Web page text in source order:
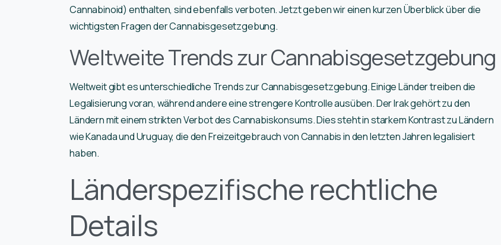
Cannabinoid) enthalten, sind ebenfalls verboten. Jetzt geben wir einen kurzen Überblick über die
wichtigsten Fragen der Cannabisgesetzgebung.
Weltweite Trends zur Cannabisgesetzgebung
Weltweit gibt es unterschiedliche Trends zur Cannabisgesetzgebung. Einige Länder treiben die
Legalisierung voran, während andere eine strengere Kontrolle ausüben. Der Irak gehört zu den
Ländern mit einem strikten Verbot des Cannabiskonsums. Dies steht in starkem Kontrast zu Ländern
wie Kanada und Uruguay, die den Freizeitgebrauch von Cannabis in den letzten Jahren legalisiert
haben.
Länderspezifische rechtliche
Details